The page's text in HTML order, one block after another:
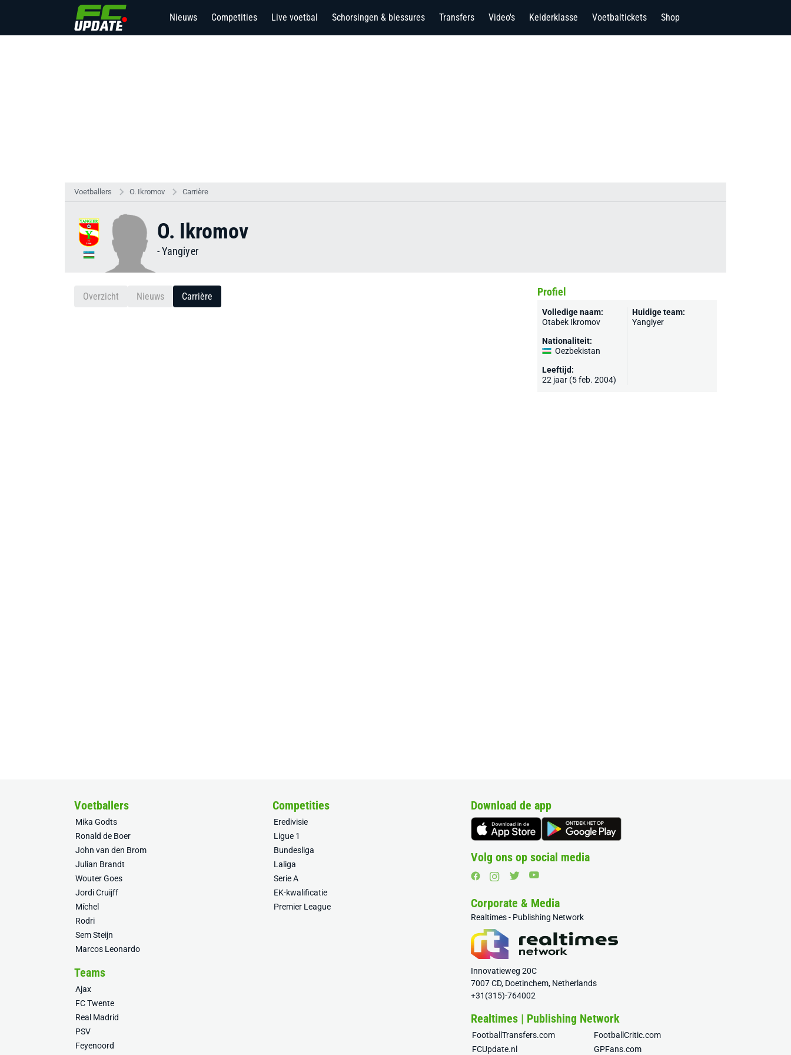
Nieuws Competities Live voetbal Schorsingen & blessures Transfers Video's Kelderklasse Voetbaltickets Shop
Voetballers O. Ikromov Carrière
O. Ikromov
-Yangiyer
Overzicht Nieuws Carrière Profiel
Volledige naam:
Otabek Ikromov
Nationaliteit:
Oezbekistan
Leeftijd:
22 jaar (5 feb. 2004)
Huidige team:
Yangiyer
Voetballers
Mika Godts
Ronald de Boer
John van den Brom
Julian Brandt
Wouter Goes
Jordi Cruijff
Míchel
Rodri
Sem Steijn
Marcos Leonardo
Competities
Eredivisie
Ligue 1
Bundesliga
Laliga
Serie A
EK-kwalificatie
Premier League
Teams
Ajax
FC Twente
Real Madrid
PSV
Feyenoord
Download de app
Volg ons op social media
Corporate & Media
Realtimes - Publishing Network
Innovatieweg 20C
7007 CD, Doetinchem, Netherlands
+31(315)-764002
Realtimes | Publishing Network
FootballTransfers.com
FootballCritic.com
FCUpdate.nl
GPFans.com